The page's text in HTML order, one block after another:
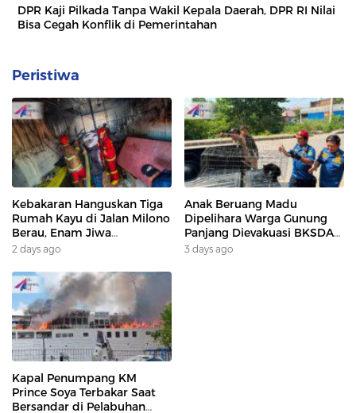
DPR Kaji Pilkada Tanpa Wakil Kepala Daerah, DPR RI Nilai
Bisa Cegah Konflik di Pemerintahan
Peristiwa
Kebakaran Hanguskan Tiga
Rumah Kayu di Jalan Milono
Berau, Enam Jiwa
Terdampak
2 days ago
Anak Beruang Madu
Dipelihara Warga Gunung
Panjang Dievakuasi BKSDA
Dan DAMKAR
3 days ago
Kapal Penumpang KM
Prince Soya Terbakar Saat
Bersandar di Pelabuhan